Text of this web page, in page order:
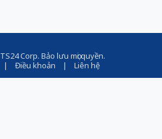
TS24 Corp. Bảo lưu mọi quyền.
| Điều khoản | Liên hệ